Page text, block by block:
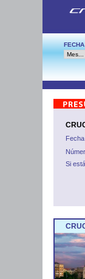
FECHA
Si